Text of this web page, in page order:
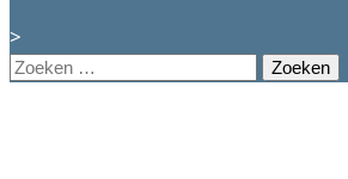
>
Zoeken